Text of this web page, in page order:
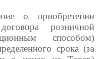
о приобретении
розничной
способом)
срока (за